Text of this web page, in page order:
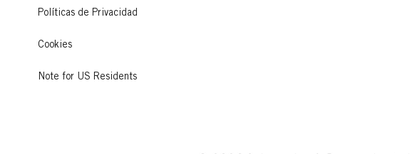
Políticas de Privacidad
Cookies
Note for US Residents